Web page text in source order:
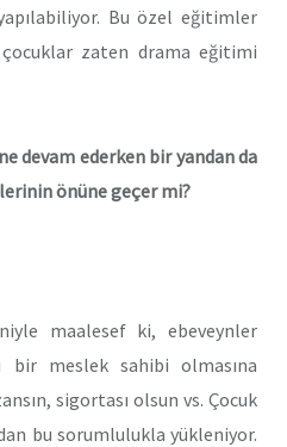
Bu özel eğitimler
zaten drama eğitimi
devam ederken bir yandan da
önüne geçer mi?
maalesef ki, ebeveynler
bir meslek sahibi olmasına
sigortası olsun vs. Çocuk
bu sorumlulukla yükleniyor.